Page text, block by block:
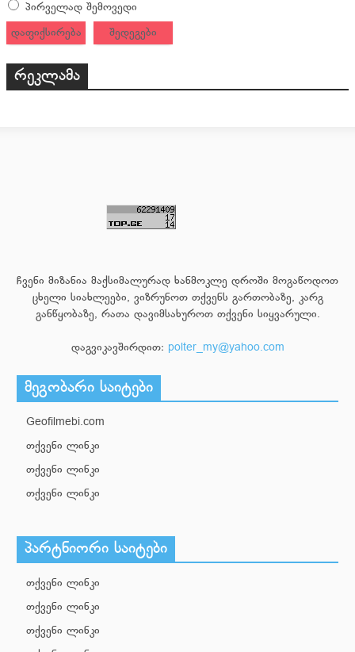
პირველად შემოვედი
დაფიქსირება
შედეგები
რეკლამა
ჩვენი მიზანია მაქსიმალურად ხანმოკლე დროში მოგაწოდოთ
ცხელი სიახლეები, ვიზრუნოთ თქვენს გართობაზე, კარგ
განწყობაზე, რათა დავიმსახუროთ თქვენი სიყვარული.
დაგვიკავშირდით: polter_my@yahoo.com
მეგობარი საიტები
Geofilmebi.com
თქვენი ლინკი
თქვენი ლინკი
თქვენი ლინკი
პარტნიორი საიტები
თქვენი ლინკი
თქვენი ლინკი
თქვენი ლინკი